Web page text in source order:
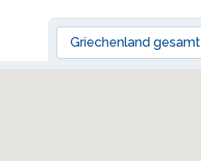
Griechenland gesamt